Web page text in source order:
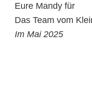
Eure Mandy für
Das Team vom
Im Mai 2025